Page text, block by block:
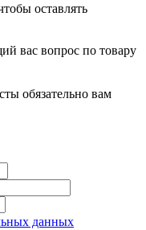
оставлять
вас вопрос по товару
обязательно вам
данных